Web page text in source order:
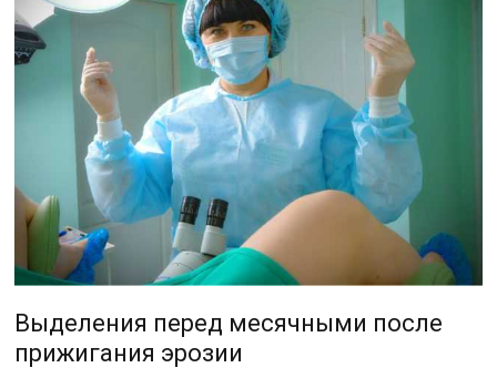
Выделения перед месячными после
прижигания эрозии